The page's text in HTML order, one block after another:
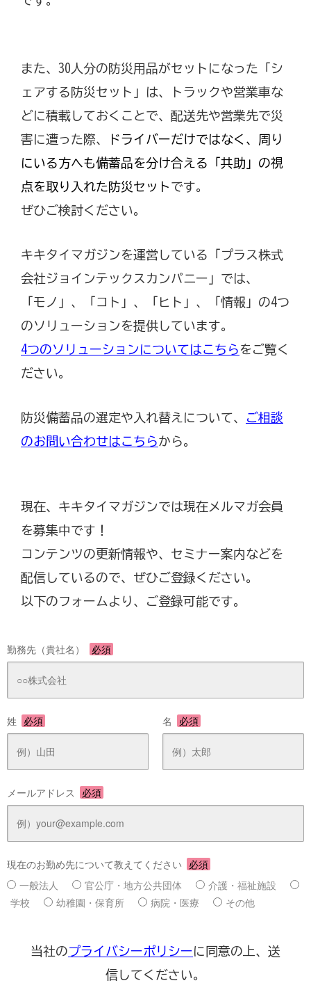
また、30人分の防災用品がセットになった「シ
ェアする防災セット」は、トラックや営業車な
どに積載しておくことで、配送先や営業先で災
害に遭った際、
ドライバーだけではなく、周り
にいる方へも備蓄品を分け合える「共助」の視
点を取り入れた防災セット です。
ぜひご検討ください。
キキタイマガジンを運営している「プラス株式
会社ジョインテックスカンパニー」では、
「モノ」、「コト」、「ヒト」、「情報」の4つ
のソリューションを提供しています。
4つのソリューションについてはこちら をご覧く
ださい。
防災備蓄品の選定や入れ替えについて、
ご相談
のお問い合わせはこちらから。
現在、キキタイマガジンでは現在メルマガ会員
を募集中です！
コンテンツの更新情報や、セミナー案内などを
配信しているので、ぜひご登録ください。
以下のフォームより、ご登録可能です。
勤務先（貴社名） 必須
姓 必須 名 必須
メールアドレス 必須
現在のお勤め先について教えてください 必須
一般法人
官公庁・地方公共団体
介護・福祉施設
学校
幼稚園・保育所 病院・医療 その他
当社のプライバシーポリシーに同意の上、送
信してください。